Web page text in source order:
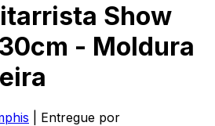
Show
- Moldura
| Entregue por